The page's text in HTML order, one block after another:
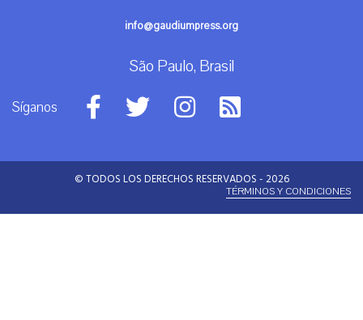
info@gaudiumpress.org
São Paulo, Brasil
Síganos
© TODOS LOS DERECHOS RESERVADOS - 2026
TÉRMINOS Y CONDICIONES